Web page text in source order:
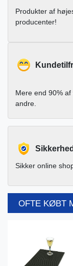
Produkter af
producenter!
Mere end 90%
andre.
Sikkerhed
Sikker online
OFTE KØBT